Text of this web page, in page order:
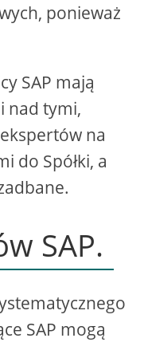
ponieważ
SAP mają
nad tymi,
na
do Spółki, a
SAP.
SAP mogą